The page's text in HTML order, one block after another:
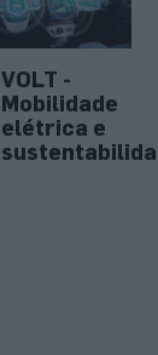
VOLT -
Mobilidade
elétrica e